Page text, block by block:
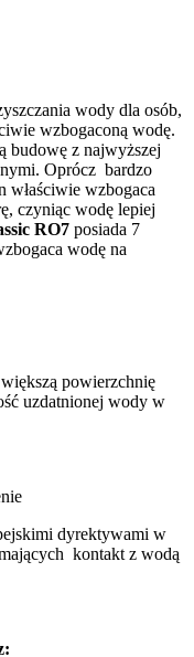
wody dla osób,
wzbogaconą wodę.
budowę z najwyższej
Oprócz bardzo
właściwie wzbogaca
czyniąc wodę lepiej
RO7 posiada 7
wodę na
powierzchnię
uzdatnionej wody w
dyrektywami w
kontakt z wodą